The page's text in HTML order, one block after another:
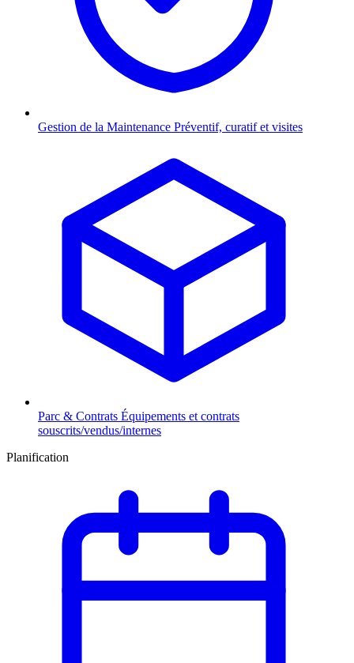
Gestion de la Maintenance Préventif, curatif et visites
Parc & Contrats Équipements et contrats
souscrits/vendus/internes
Planification